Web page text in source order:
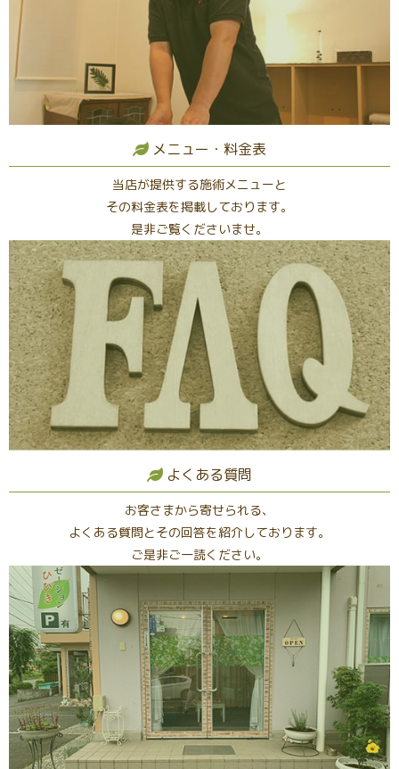
メニュー・料金表
当店が提供する施術メニューと
その料金表を掲載しております。
是非ご覧くださいませ。
よくある質問
お客さまから寄せられる、
よくある質問とその回答を紹介しております。
ご是非ご一読ください。